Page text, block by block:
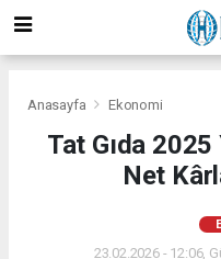
Anasayfa Ekonomi
Tat Gıda 2025
Net
23.02.2026 - 12:06,